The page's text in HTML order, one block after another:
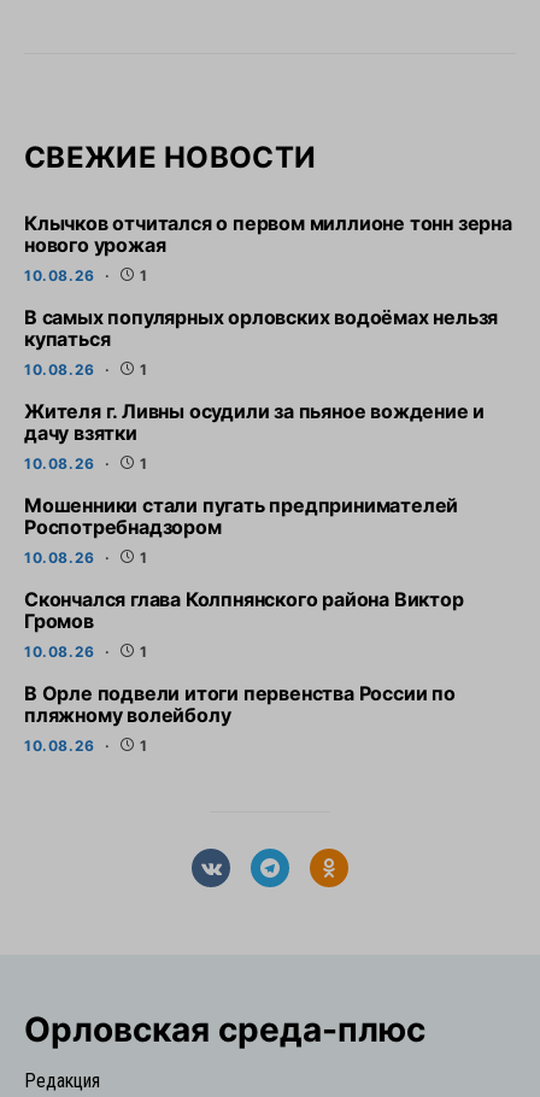
СВЕЖИЕ НОВОСТИ
Клычков отчитался о первом миллионе тонн зерна
нового урожая
10.08.26 1
В самых популярных орловских водоёмах нельзя
купаться
10.08.26 1
Жителя г. Ливны осудили за пьяное вождение и
дачу взятки
10.08.26 1
Мошенники стали пугать предпринимателей
Роспотребнадзором
10.08.26 1
Скончался глава Колпнянского района Виктор
Громов
10.08.26 1
В Орле подвели итоги первенства России по
пляжному волейболу
10.08.26 1
Орловская cреда-плюс
Редакция